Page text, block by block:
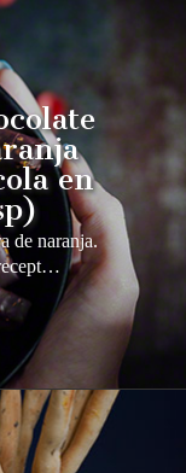
en
de naranja.